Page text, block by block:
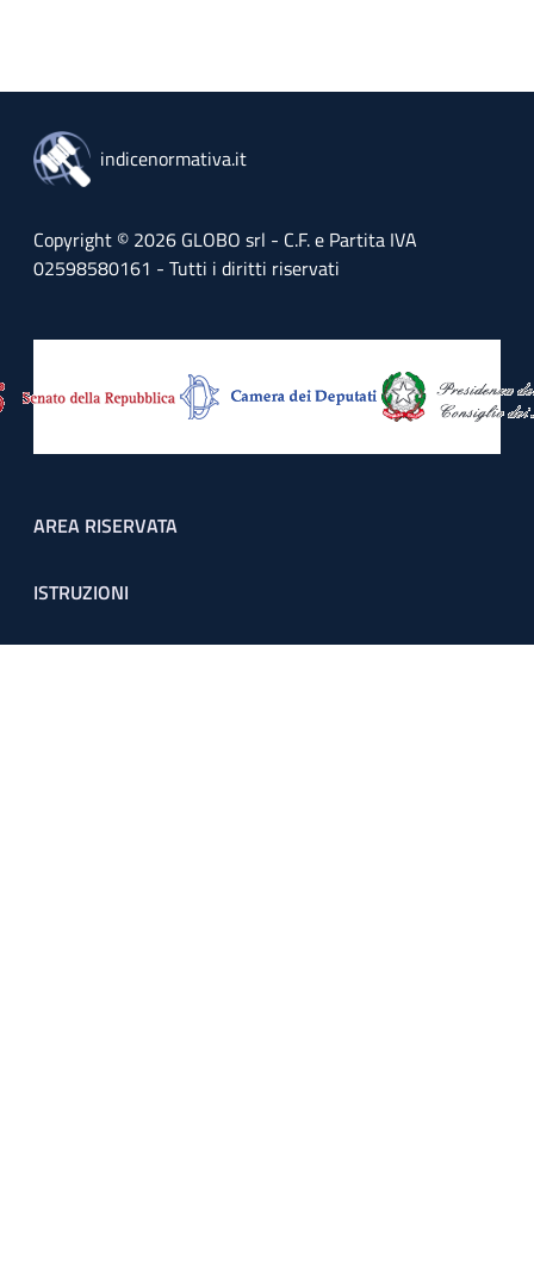
indicenormativa.it
Copyright © 2026 GLOBO srl - C.F. e Partita IVA
02598580161 - Tutti i diritti riservati
Footer menu
AREA RISERVATA
ISTRUZIONI